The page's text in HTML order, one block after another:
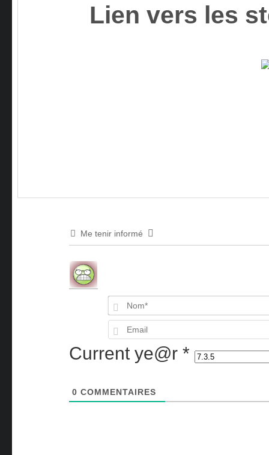
Lien vers les
Me tenir informé
Current ye@r *
0 COMMENTAIRES